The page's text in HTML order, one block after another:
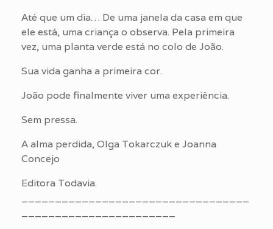
Até que um dia… De uma janela da casa em que
ele está, uma criança o observa. Pela primeira
vez, uma planta verde está no colo de João.
Sua vida ganha a primeira cor.
João pode finalmente viver uma experiência.
Sem pressa.
A alma perdida, Olga Tokarczuk e Joanna
Concejo
Editora Todavia.